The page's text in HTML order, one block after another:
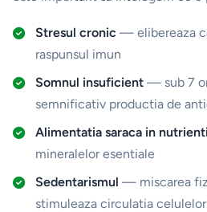
Stresul cronic — elibereaza
raspunsul imun
Somnul insuficient — sub 7
semnificativ productia de
Alimentatia saraca in nutrienti
mineralelor esentiale
Sedentarismul — miscarea
stimuleaza circulatia